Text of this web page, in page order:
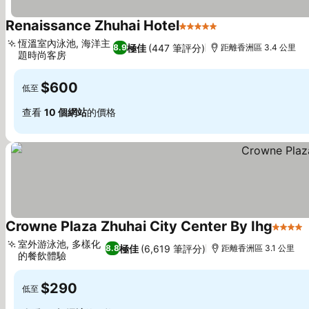
Renaissance Zhuhai Hotel5 星級
8.9極佳 (447 筆評分)
恆溫室內泳池, 海洋主
題時尚客房
距離香洲區 3.4 公里
低至 $600
查看 10 個網站的價格
Crowne Plaza Zhuhai City Center By Ihg4 星級
8.8極佳 (6,619 筆評分)
室外游泳池, 多樣化
的餐飲體驗
距離香洲區 3.1 公里
低至 $290